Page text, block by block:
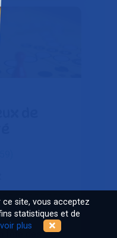
de
à 14h00
fête des jeux
ce site, vous acceptez
statistiques et de
plus